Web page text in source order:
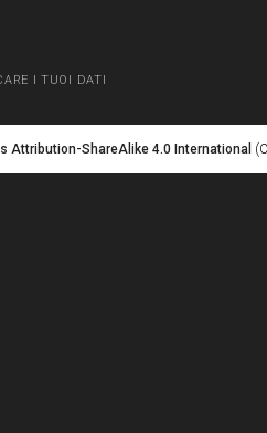
I TUOI DATI
Attribution-ShareAlike 4.0 International